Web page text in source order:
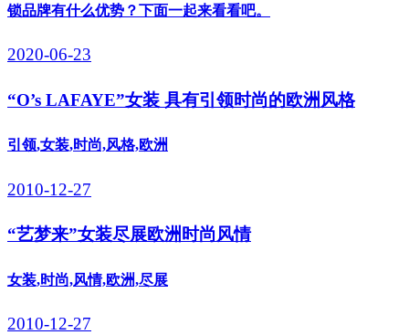
锁品牌有什么优势？下面一起来看看吧。
2020-06-23
“O’s LAFAYE”女装 具有引领时尚的欧洲风格
引领,女装,时尚,风格,欧洲
2010-12-27
“艺梦来”女装尽展欧洲时尚风情
女装,时尚,风情,欧洲,尽展
2010-12-27